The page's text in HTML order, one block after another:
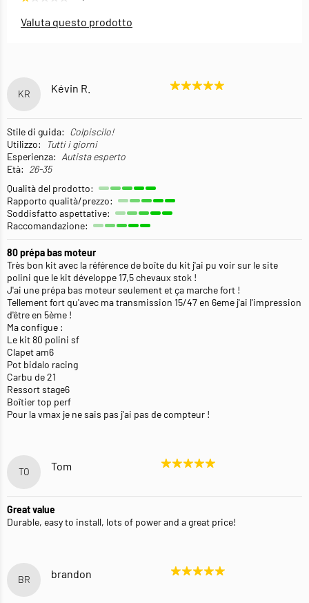
Valuta questo prodotto
KR Kévin R.
Stile di guida: Colpiscilo!
Utilizzo:
Tutti i giorni
Esperienza: Autista esperto
Età: 26-35
Qualità del prodotto:
Rapporto qualità/prezzo:
Soddisfatto aspettative:
Raccomandazione:
80 prépa bas moteur
Très bon kit avec la référence de boîte du kit j'ai pu voir sur le site
polini que le kit développe 17,5 chevaux stok !
J'ai une prépa bas moteur seulement et ça marche fort !
Tellement fort qu'avec ma transmission 15/47 en 6eme j'ai l'impression
d'être en 5ème !
Ma configue :
Le kit 80 polini sf
Clapet am6
Pot bidalo racing
Carbu de 21
Ressort stage6
Boîtier top perf
Pour la vmax je ne sais pas j'ai pas de compteur !
TO Tom
Great value
Durable, easy to install, lots of power and a great price!
BR brandon